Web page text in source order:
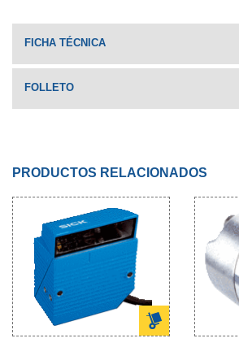
FICHA TÉCNICA
FOLLETO
PRODUCTOS RELACIONADOS